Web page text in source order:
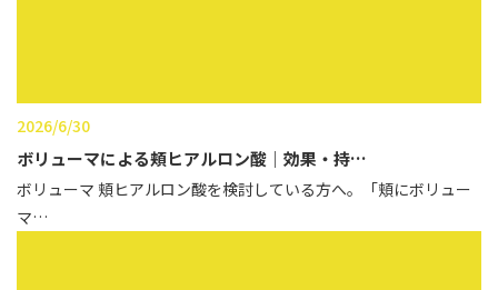
2026/6/30
ボリューマによる頬ヒアルロン酸｜効果・持…
ボリューマ 頬ヒアルロン酸を検討している方へ。「頬にボリュー
マ…